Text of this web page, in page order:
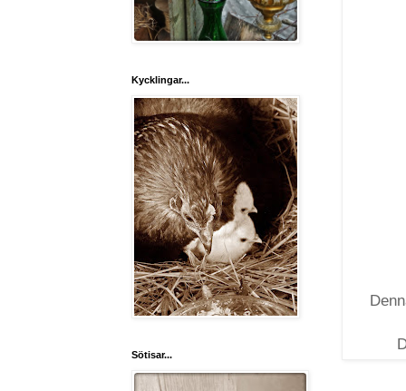
Kycklingar...
Sötisar...